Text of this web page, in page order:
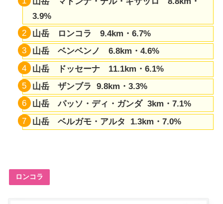
3.9%
山岳 ロンコラ 9.4km・6.7%
山岳 ベンベンノ 6.8km・4.6%
山岳 ドッセーナ 11.1km・6.1%
山岳 ザンブラ 9.8km・3.3%
山岳 パッソ・ディ・ガンダ 3km・7.1%
山岳 ベルガモ・アルタ 1.3km・7.0%
ロンコラ